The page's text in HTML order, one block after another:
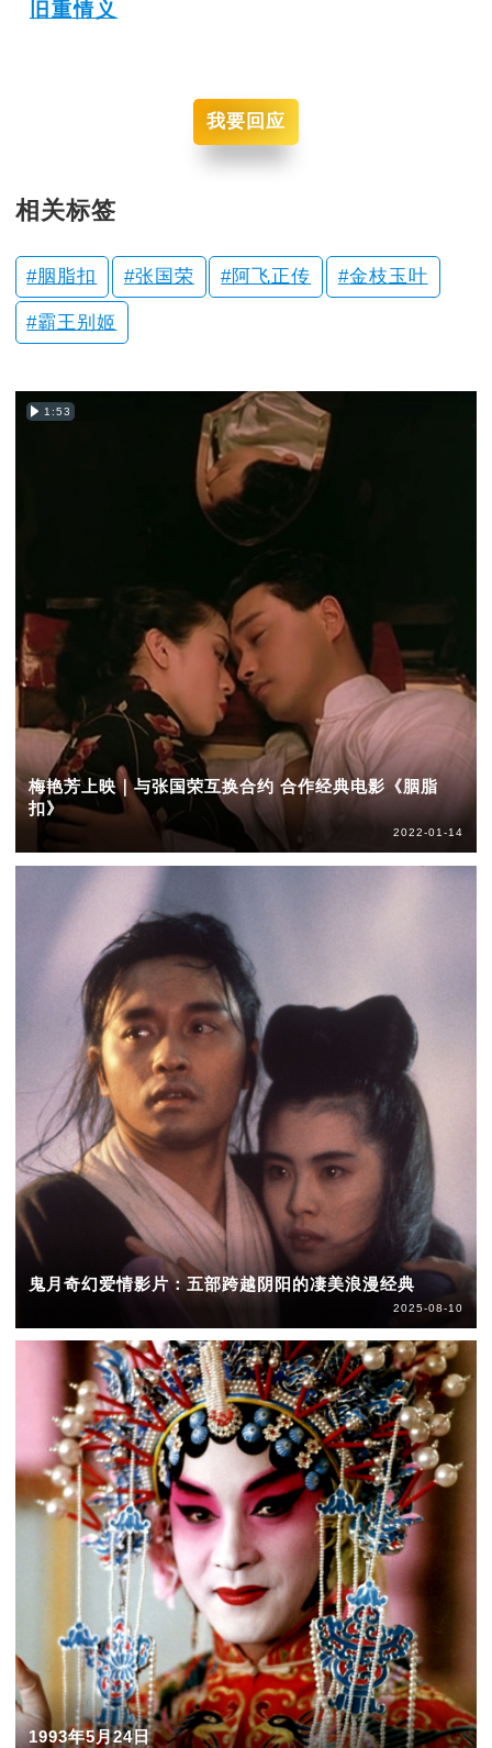
旧重情义
我要回应
相关标签
胭脂扣 张国荣 阿飞正传 金枝玉叶
霸王别姬
1:53
梅艳芳上映｜与张国荣互换合约 合作经典电影《胭脂
扣》
2022-01-14
鬼月奇幻爱情影片：五部跨越阴阳的凄美浪漫经典
2025-08-10
1993年5月24日